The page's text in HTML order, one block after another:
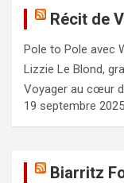
c
h
e
r
Récit de
Pole to Pole avec
Lizzie Le Blond,
Voyager au cœur
19 septembre 2025
Biarritz